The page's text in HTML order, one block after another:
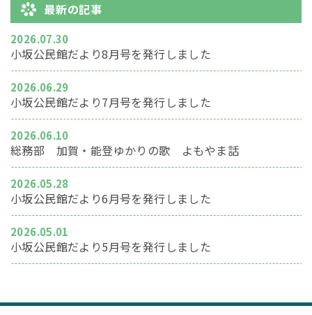
最新の記事
2026.07.30
小坂公民館だより8月号を発行しました
2026.06.29
小坂公民館だより7月号を発行しました
2026.06.10
総務部 加賀・能登ゆかりの歌 よもやま話
2026.05.28
小坂公民館だより6月号を発行しました
2026.05.01
小坂公民館だより5月号を発行しました